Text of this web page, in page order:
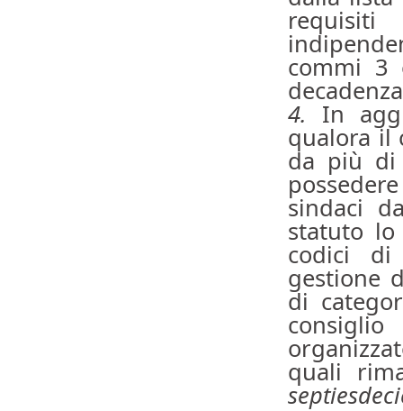
commi 3
4. In
qualora il
da più di
sindaci
statuto
codici di
gestione
di
quali